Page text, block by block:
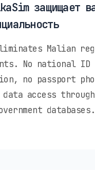
защищает
Malian
No national ID
no passport
data access
databases.